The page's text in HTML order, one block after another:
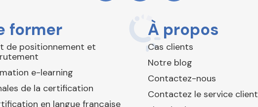
former
de positionnement et
e-learning
de la certification
en langue française
À propos
Cas clients
Notre blog
Contactez-nous
Contactez le service client